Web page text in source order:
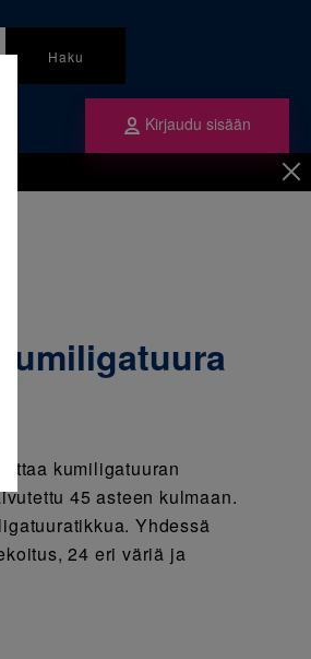
Haku
Kirjaudu sisään
kumiligatuuran
45 asteen kulmaan.
Yhdessä
24 eri väriä ja